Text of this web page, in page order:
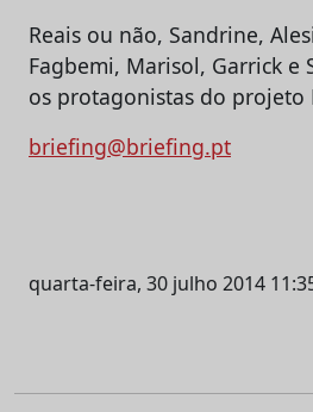
Reais ou não, Sandrine,
Fagbemi, Marisol, Garrick e
os protagonistas do projeto
briefing@briefing.pt
quarta-feira, 30 julho 2014